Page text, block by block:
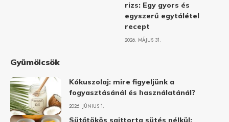
rizs: Egy gyors és
egyszerű egytálétel
recept
2026. MÁJUS 31.
Gyümölcsök
Kókuszolaj: mire figyeljünk a
fogyasztásánál és használatánál?
2026. JÚNIUS 1.
Sütőtökös sajttorta sütés nélkül: